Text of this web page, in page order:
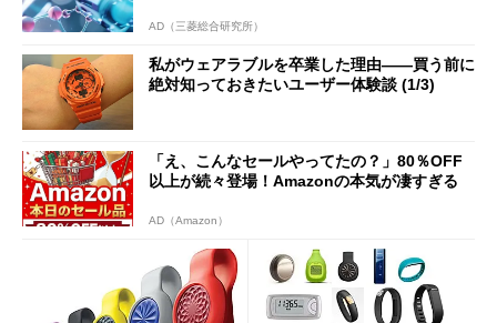
AD（三菱総合研究所）
私がウェアラブルを卒業した理由――買う前に
絶対知っておきたいユーザー体験談 (1/3)
「え、こんなセールやってたの？」80％OFF
以上が続々登場！Amazonの本気が凄すぎる
AD（Amazon）